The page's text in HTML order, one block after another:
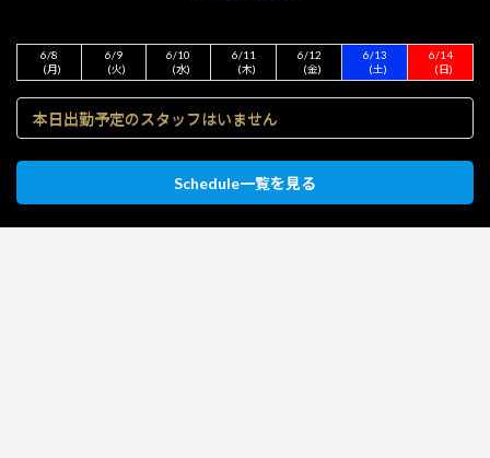
6/8
(月)
6/9
(火)
6/10
(水)
6/11
(木)
6/12
(金)
6/13
(土)
6/14
(日)
本日出勤予定のスタッフはいません
Schedule一覧を見る